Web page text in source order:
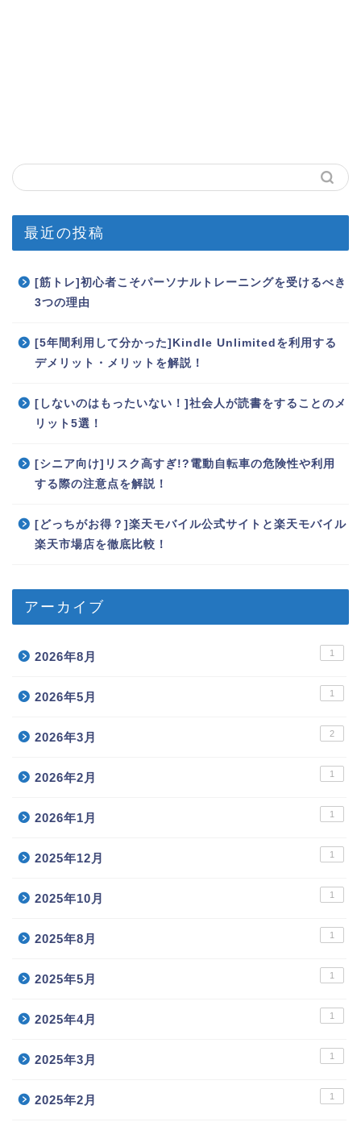
最近の投稿
[筋トレ]初心者こそパーソナルトレーニングを受けるべき
3つの理由
[5年間利用して分かった]Kindle Unlimitedを利用する
デメリット・メリットを解説！
[しないのはもったいない！]社会人が読書をすることのメ
リット5選！
[シニア向け]リスク高すぎ!?電動自転車の危険性や利用
する際の注意点を解説！
[どっちがお得？]楽天モバイル公式サイトと楽天モバイル
楽天市場店を徹底比較！
アーカイブ
2026年8月 1
2026年5月 1
2026年3月 2
2026年2月 1
2026年1月 1
2025年12月 1
2025年10月 1
2025年8月 1
2025年5月 1
2025年4月 1
2025年3月 1
2025年2月 1